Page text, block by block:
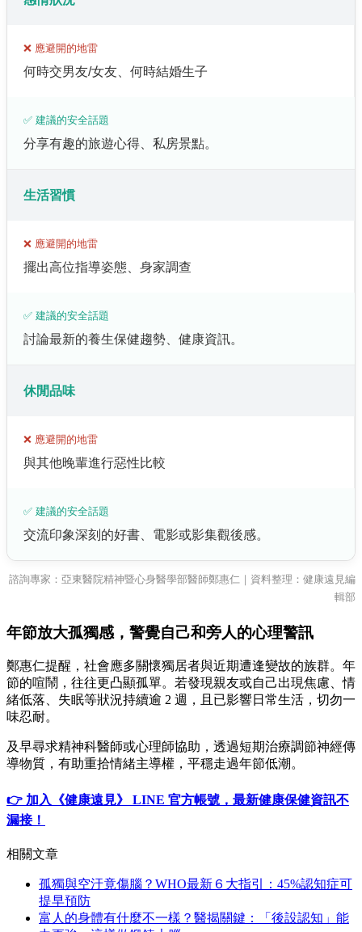
❌ 應避開的地雷
何時交男友/女友、何時結婚生子
✅ 建議的安全話題
分享有趣的旅遊心得、私房景點。
生活習慣
❌ 應避開的地雷
擺出高位指導姿態、身家調查
✅ 建議的安全話題
討論最新的養生保健趨勢、健康資訊。
休閒品味
❌ 應避開的地雷
與其他晚輩進行惡性比較
✅ 建議的安全話題
交流印象深刻的好書、電影或影集觀後感。
諮詢專家：亞東醫院精神暨心身醫學部醫師鄭惠仁｜資料整理：健康遠見編
輯部
年節放大孤獨感，警覺自己和旁人的心理警訊
鄭惠仁提醒，社會應多關懷獨居者與近期遭逢變故的族群。年
節的喧鬧，往往更凸顯孤單。若發現親友或自己出現焦慮、情
緒低落、失眠等狀況持續逾 2 週，且已影響日常生活，切勿一
味忍耐。
及早尋求精神科醫師或心理師協助，透過短期治療調節神經傳
導物質，有助重拾情緒主導權，平穩走過年節低潮。
👉 加入《健康遠見》 LINE 官方帳號，最新健康保健資訊不
漏接！
相關文章
孤獨與空汙竟傷腦？WHO最新６大指引：45%認知症可
提早預防
富人的身體有什麼不一樣？醫揭關鍵：「後設認知」能